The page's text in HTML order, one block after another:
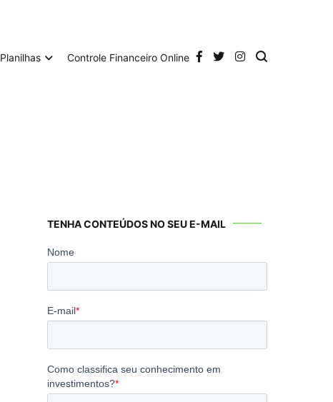
Planilhas Controle Financeiro Online
TENHA CONTEÚDOS NO SEU E-MAIL